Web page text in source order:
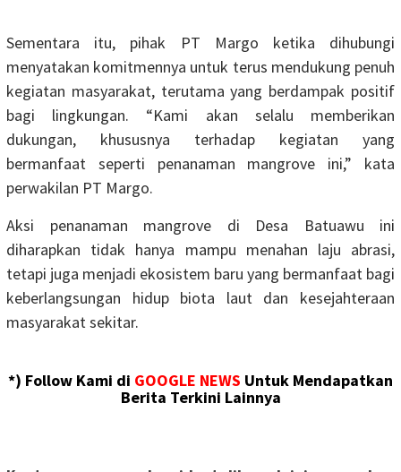
Sementara itu, pihak PT Margo ketika dihubungi
menyatakan komitmennya untuk terus mendukung penuh
kegiatan masyarakat, terutama yang berdampak positif
bagi lingkungan. “Kami akan selalu memberikan
dukungan, khususnya terhadap kegiatan yang
bermanfaat seperti penanaman mangrove ini,” kata
perwakilan PT Margo.
Aksi penanaman mangrove di Desa Batuawu ini
diharapkan tidak hanya mampu menahan laju abrasi,
tetapi juga menjadi ekosistem baru yang bermanfaat bagi
keberlangsungan hidup biota laut dan kesejahteraan
masyarakat sekitar.
*) Follow Kami di GOOGLE NEWS Untuk Mendapatkan
Berita Terkini Lainnya